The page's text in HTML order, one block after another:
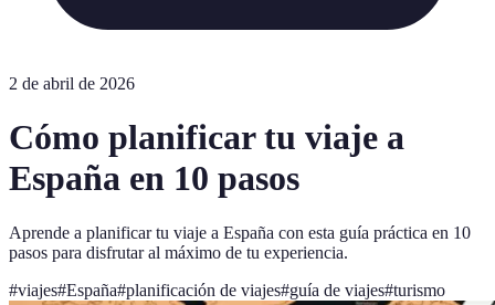
2 de abril de 2026
Cómo planificar tu viaje a
España en 10 pasos
Aprende a planificar tu viaje a España con esta guía práctica en 10
pasos para disfrutar al máximo de tu experiencia.
#viajes#España#planificación de viajes#guía de viajes#turismo